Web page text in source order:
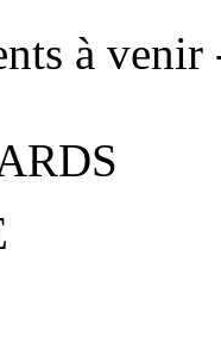
à venir